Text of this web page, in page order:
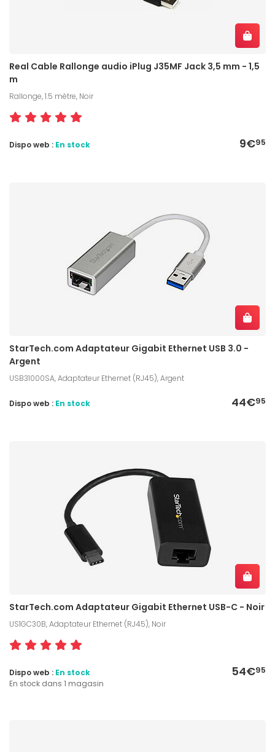
Real Cable Rallonge audio iPlug J35MF Jack 3,5 mm - 1,5
m
Rallonge, 1.5 mètre, Noir
9€95
Dispo web : En stock
StarTech.com Adaptateur Gigabit Ethernet USB 3.0 -
Argent
USB31000SA, Adaptateur Ethernet (RJ45), Argent
44€95
Dispo web : En stock
StarTech.com Adaptateur Gigabit Ethernet USB-C - Noir
US1GC30B, Adaptateur Ethernet (RJ45), Noir
54€95
Dispo web : En stock
En stock dans 1 magasin